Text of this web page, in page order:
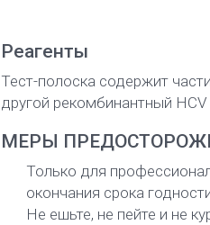
Реагенты
Тест-полоска содержит
другой рекомбинантный
МЕРЫ
Только для
окончания срока
Не ешьте, не пейте и не